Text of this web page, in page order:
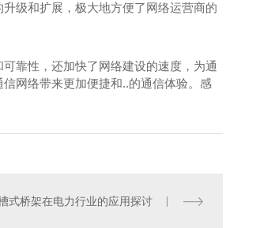
级和扩展，极大地方便了网络运营商的
靠性，还加快了网络建设的速度，为通
网络带来更加便捷和..的通信体验。感
式桥架在电力行业的应用探讨